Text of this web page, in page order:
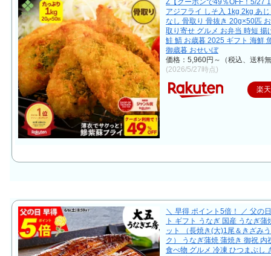
アジフライ しそ入 1kg 2kg あ
なし 骨取り 骨抜き 20g×50匹
取り寄せ グルメ お弁当 時短 揚
鮭 鯖 お歳暮 2025 ギフト 海鮮
御歳暮 おせいぼ
価格：5,960円～（税込、送料
(2026/5/27時点)
楽
＼ 早得 ポイント5倍！ ／ 父の
ト ギフト うなぎ 国産 うなぎ蒲
ット （長焼き(大)1尾＆きざみ
ク） うなぎ蒲焼 蒲焼き 御祝 内
食べ物 グルメ 冷凍 ひつまぶし